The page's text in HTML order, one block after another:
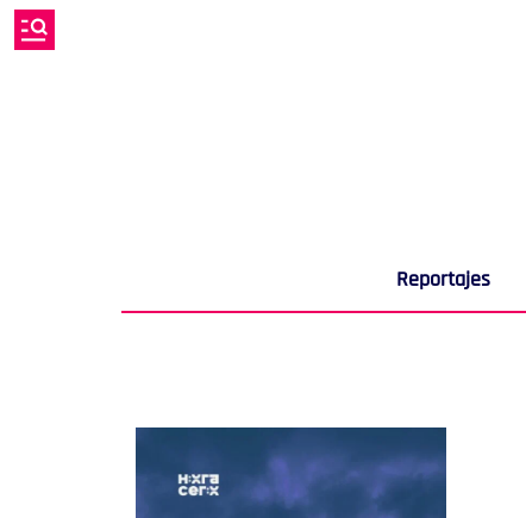
Reportajes